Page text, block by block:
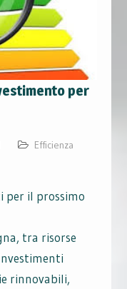
per
Efficienza
per il prossimo
tra risorse
rinnovabili,